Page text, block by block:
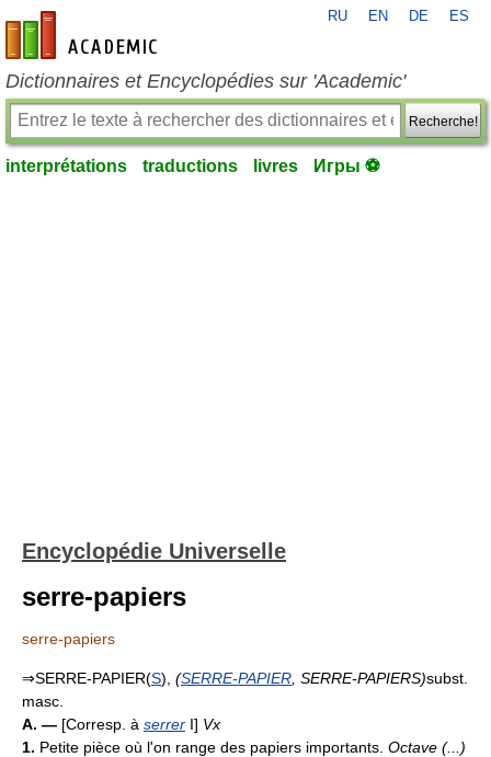
fr-academic.com
RU EN DE ES
Dictionnaires et Encyclopédies sur 'Academic'
Recherche!
interprétations traductions livres Игры ⚽
Encyclopédie Universelle
serre-papiers
serre-papiers
⇒SERRE-PAPIER(S), (SERRE-PAPIER , SERRE-PAPIERS)subst.
masc.
A. — [Corresp. à serrer I] Vx
1. Petite pièce où l'on range des papiers importants. Octave (...)